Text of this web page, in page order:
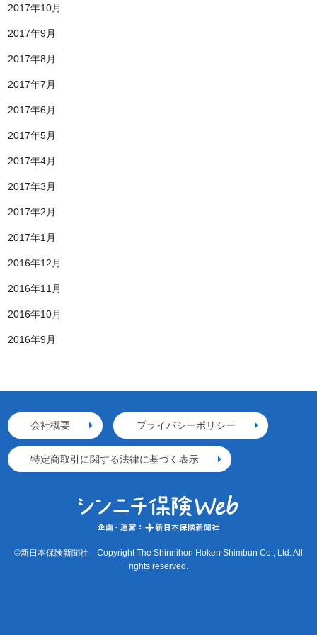
2017年10月
2017年9月
2017年8月
2017年7月
2017年6月
2017年5月
2017年4月
2017年3月
2017年2月
2017年1月
2016年12月
2016年11月
2016年10月
2016年9月
会社概要 プライバシーポリシー
特定商取引に関する法律に基づく表示
©新日本保険新聞社 Copyright The Shinnihon Hoken Shimbun Co., Ltd. All
rights reserved.